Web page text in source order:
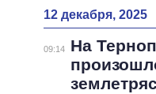
12 декабря, 2025
09:14
На